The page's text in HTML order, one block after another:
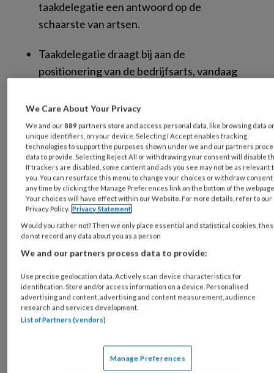
taakdelegatie een antwoord op de
schaarste van artsen.
Taakdelegatie draagt bij aan de
positionering van de bedrijfsarts, vandaag
regie te nemen op de sociaal-medische
begeleiding en vermindert het
micromanagen van re-integratietrajecten.
Dat de bedrijfsarts betrokken is bij de grote
lijnen van verzuim en niet beperkt wordt tot
de spreekkamer, zet de toon voor
betrokkenheid bij het arbobeleid van de
werkgever.
Keuzes bij de dagelijkse
uitvoering
In onze werkwijze onderscheiden we 6
gemaakt. Vijf daarvan lopen parallel aan de
wettelijke vereisten.
We Care About Your Privacy
We and our889 partners store and access personal data, like browsing data
unique identifiers, on your device. Selecting I Accept enables tracking
technologies to support the purposes shown under we and our partners
data to provide. Selecting Reject All or withdrawing your consent will disable
If trackers are disabled, some content and ads you see may not be as relevant
you. You can resurface this menu to change your choices or withdraw consent
any time by clicking the Manage Preferences link on the bottom of the
Your choices will have effect within our Website. For more details, refer to our
Privacy Policy. Privacy Statement
Would you rather not? Then we only place essential and statistical cookies,
do not record any data about you as a person
We and our partners process data to provide:
Use precise geolocation data. Actively scan device characteristics for
identification. Store and/or access information on a device. Personalised
advertising and content, advertising and content measurement, audience
research and services development.
List of Partners (vendors)
Manage Preferences